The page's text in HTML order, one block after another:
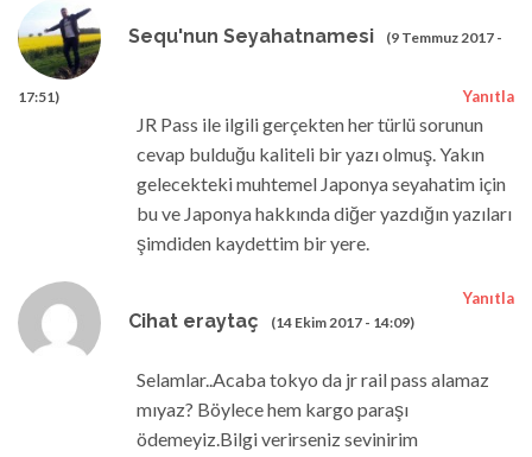
Sequ'nun Seyahatnamesi (9 Temmuz 2017 -
17:51) Yanıtla
JR Pass ile ilgili gerçekten her türlü sorunun
cevap bulduğu kaliteli bir yazı olmuş. Yakın
gelecekteki muhtemel Japonya seyahatim için
bu ve Japonya hakkında diğer yazdığın yazıları
şimdiden kaydettim bir yere.
Cihat eraytaç (14 Ekim 2017 - 14:09)
Yanıtla
Selamlar..Acaba tokyo da jr rail pass alamaz
mıyaz? Böylece hem kargo paraşı
ödemeyiz.Bilgi verirseniz sevinirim